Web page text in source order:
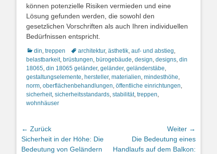
können potenzielle Risiken vermieden und eine
Lösung gefunden werden, die sowohl den
gesetzlichen Vorschriften als auch Ihren individuellen
Bedürfnissen entspricht.
Kategorien
din, treppen Schlagworte
architektur, ästhetik, auf- und abstieg,
belastbarkeit, brüstungen, bürogebäude, design, designs, din
18065, din 18065 geländer, geländer, geländerstäbe,
gestaltungselemente, hersteller, materialien, mindesthöhe,
norm, oberflächenbehandlungen, öffentliche einrichtungen,
sicherheit, sicherheitsstandards, stabilität, treppen,
wohnhäuser
Beitragsnavigation
← Zurück
Vorheriger
Beitrag:
Sicherheit in der Höhe: Die
Bedeutung von Geländern
Weiter →
Nächster
Beitrag:
Die Bedeutung eines
Handlaufs auf dem Balkon: